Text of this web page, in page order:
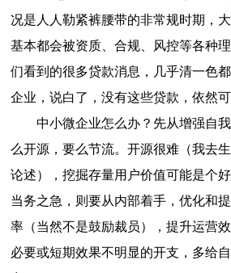
况是人人勒紧裤腰带的非常规时期，
基本都会被资质、合规、风控等各种
们看到的很多贷款消息，几乎清一色
企业，说白了，没有这些贷款，依然可
中小微企业怎么办？先从增强自
么开源，要么节流。开源很难（我去
论述），挖掘存量用户价值可能是个
当务之急，则要从内部着手，优化和
率（当然不是鼓励裁员），提升运营
必要或短期效果不明显的开支，多给